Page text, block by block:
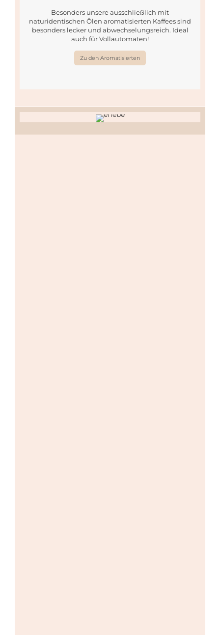
Besonders unsere ausschließlich mit
naturidentischen Ölen aromatisierten Kaffees sind
besonders lecker und abwechselungsreich. Ideal
auch für Vollautomaten!
Zu den Aromatisierten